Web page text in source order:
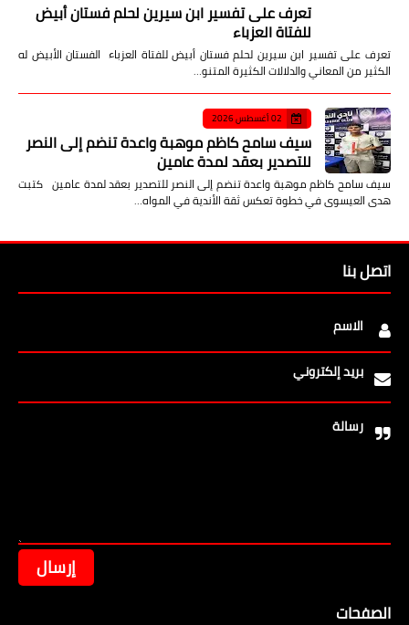
تعرف على تفسير ابن سيرين لحلم فستان أبيض
للفتاة العزباء
تعرف على تفسير ابن سيرين لحلم فستان أبيض للفتاة العزباء الفستان الأبيض له
الكثير من المعاني والدلالات الكثيرة المتنو…
02 أغسطس 2026
سيف سامح كاظم موهبة واعدة تنضم إلى النصر
للتصدير بعقد لمدة عامين
سيف سامح كاظم موهبة واعدة تنضم إلى النصر للتصدير بعقد لمدة عامين كتبت
هدى العيسوى في خطوة تعكس ثقة الأندية في المواه…
اتصل بنا
الاسم
بريد إلكتروني
رسالة
الصفحات